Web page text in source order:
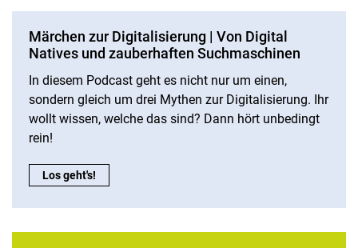
Märchen zur Digitalisierung | Von Digital
Natives und zauberhaften Suchmaschinen
In diesem Podcast geht es nicht nur um einen,
sondern gleich um drei Mythen zur Digitalisierung. Ihr
wollt wissen, welche das sind? Dann hört unbedingt
rein!
Märchen zur Digitalisierung | Von Digital Natives und
Los geht's!